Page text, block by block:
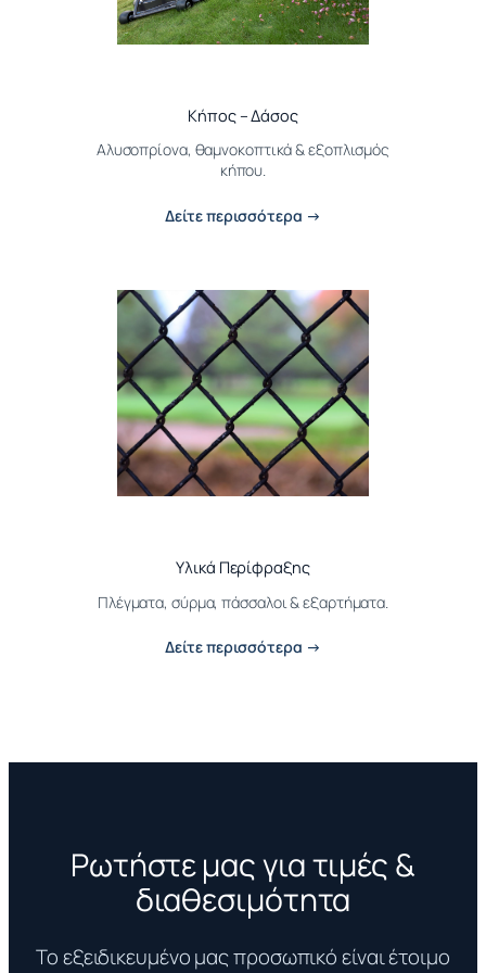
Κήπος – Δάσος
Αλυσοπρίονα, θαμνοκοπτικά & εξοπλισμός
κήπου.
Δείτε περισσότερα →
Υλικά Περίφραξης
Πλέγματα, σύρμα, πάσσαλοι & εξαρτήματα.
Δείτε περισσότερα →
Ρωτήστε μας για τιμές &
διαθεσιμότητα
Το εξειδικευμένο μας προσωπικό είναι έτοιμο